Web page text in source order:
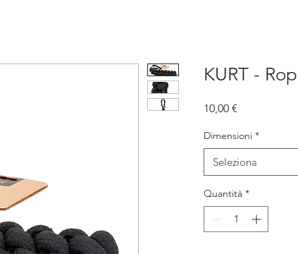
KURT -
10,00 €
Dimensioni *
Seleziona
Quantità *